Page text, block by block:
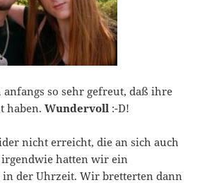
so sehr gefreut, daß ihre
haben.Wundervoll :-D!
nicht erreicht, die an sich auch
hatten wir ein
der Uhrzeit. Wir bretterten dann